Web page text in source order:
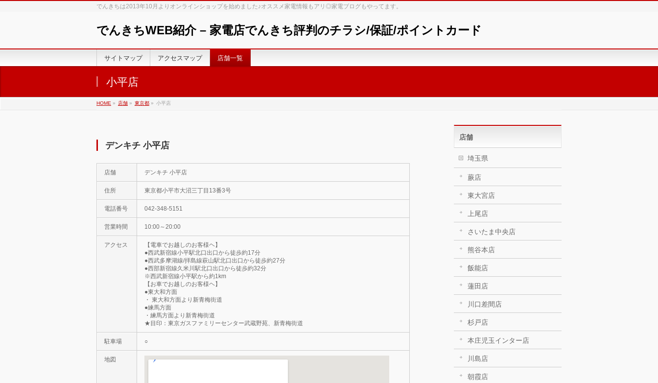
でんきちは2013年10月よりオンラインショップを始めました♪オススメ家電情報もアリ◎家電ブログもやってます。
でんきちWEB紹介 – 家電店でんきち評判のチラシ/保証/ポイントカード
サイトマップ アクセスマップ 店舗一覧
小平店
HOME » 店舗 » 東京都 » 小平店
デンキチ 小平店
店舗 デンキチ 小平店
住所 東京都小平市大沼三丁目13番3号
電話番号 042-348-5151
営業時間 10:00～20:00
アクセス
【電車でお越しのお客様ヘ】
●西武新宿線小平駅北口出口から徒歩約17分
●西武多摩湖線/拝島線萩山駅北口出口から徒歩約27分
●西部新宿線久米川駅北口出口から徒歩約32分
※西武新宿線小平駅から約1km
【お車でお越しのお客様ヘ】
●東大和方面
・ 東大和方面より新青梅街道
●練馬方面
・練馬方面より新青梅街道
★目印：東京ガスファミリーセンター武蔵野苑、新青梅街道
駐車場 ○
地図
店舗
埼玉県
蕨店
東大宮店
上尾店
さいたま中央店
熊谷本店
飯能店
蓮田店
川口差間店
杉戸店
本庄児玉インター店
川島店
朝霞店